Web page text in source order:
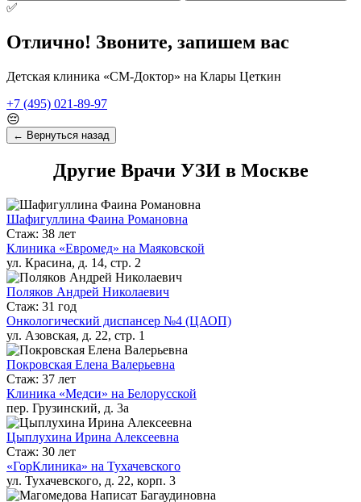
✅
Отлично! Звоните, запишем вас
Детская клиника «СМ-Доктор» на Клары Цеткин
+7 (495) 021-89-97
😔
← Вернуться назад
Другие Врачи УЗИ в Москве
Шафигуллина Фаина Романовна
Стаж: 38 лет
Клиника «Евромед» на Маяковской
ул. Красина, д. 14, стр. 2
Поляков Андрей Николаевич
Стаж: 31 год
Онкологический диспансер №4 (ЦАОП)
ул. Азовская, д. 22, стр. 1
Покровская Елена Валерьевна
Стаж: 37 лет
Клиника «Медси» на Белорусской
пер. Грузинский, д. 3а
Цыплухина Ирина Алексеевна
Стаж: 30 лет
«ГорКлиника» на Тухачевского
ул. Тухачевского, д. 22, корп. 3